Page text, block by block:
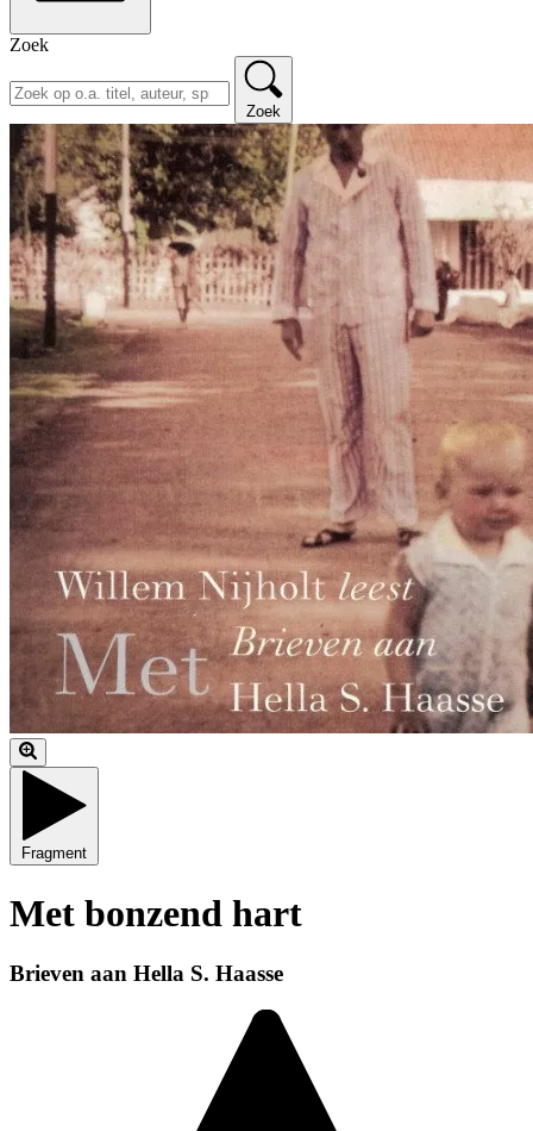
Zoek
Zoek
Fragment
Met bonzend hart
Brieven aan Hella S. Haasse